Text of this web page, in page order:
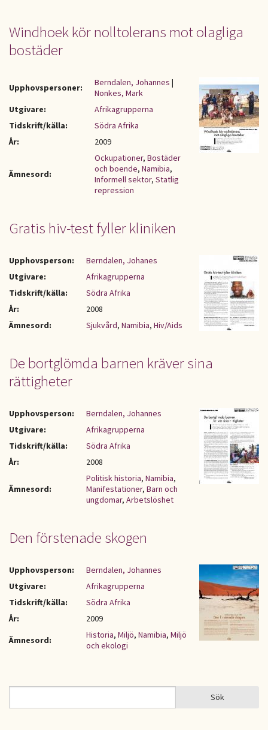
Windhoek kör nolltolerans mot olagliga
bostäder
Upphovspersoner: Berndalen, Johannes |
Nonkes, Mark
Utgivare:
Afrikagrupperna
Tidskrift/källa:
Södra Afrika
År:
2009
Ämnesord:
Ockupationer, Bostäder
och boende, Namibia,
Informell sektor, Statlig
repression
Gratis hiv-test fyller kliniken
Upphovsperson:
Berndalen, Johanes
Utgivare:
Afrikagrupperna
Tidskrift/källa:
Södra Afrika
År:
2008
Ämnesord:
Sjukvård, Namibia, Hiv/Aids
De bortglömda barnen kräver sina
rättigheter
Upphovsperson:
Berndalen, Johannes
Utgivare:
Afrikagrupperna
Tidskrift/källa:
Södra Afrika
År:
2008
Ämnesord:
Politisk historia, Namibia,
Manifestationer, Barn och
ungdomar, Arbetslöshet
Den förstenade skogen
Upphovsperson:
Berndalen, Johannes
Utgivare:
Afrikagrupperna
Tidskrift/källa:
Södra Afrika
År:
2009
Ämnesord:
Historia, Miljö, Namibia, Miljö
och ekologi
SÖKFORMULÄR Sök